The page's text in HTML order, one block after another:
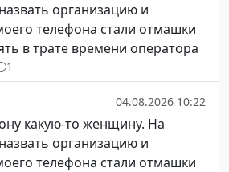
организацию и
телефона стали отмашки
в трате времени оператора
1
04.08.2026 10:22
какую-то женщину. На
организацию и
телефона стали отмашки